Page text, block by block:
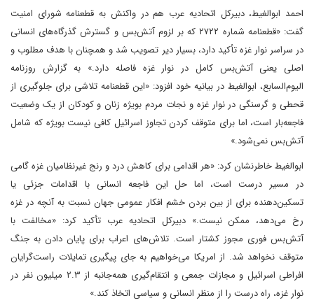
احمد ابوالغیط، دبیرکل اتحادیه عرب هم در واکنش به قطعنامه شورای امنیت
گفت: «قطعنامه شماره ۲۷۲۲ که بر لزوم آتش‌بس و گسترش گذرگاه‌های انسانی
در سراسر نوار غزه تأکید دارد، بسیار دیر تصویب شد و همچنان با هدف مطلوب و
اصلی یعنی آتش‌بس کامل در نوار غزه فاصله دارد.» به گزارش روزنامه
الیوم‌السابع، ابوالغیط در بیانیه خود افزود: «این قطعنامه تلاشی برای جلوگیری از
قحطی و گرسنگی در نوار غزه و نجات مردم بویژه زنان و کودکان از یک وضعیت
فاجعه‌بار است، اما برای متوقف کردن تجاوز اسرائیل کافی نیست بویژه که شامل
آتش‌بس نمی‌شود.»
ابوالغیط خاطرنشان کرد: «هر اقدامی برای کاهش درد و رنج غیرنظامیان غزه گامی
در مسیر درست است، اما حل این فاجعه انسانی با اقدامات جزئی یا
تسکین‌دهنده برای از بین بردن خشم افکار عمومی جهان نسبت به آنچه در غزه
رخ می‌دهد، ممکن نیست.» دبیرکل اتحادیه عرب تأکید کرد: «مخالفت با
آتش‌بس فوری مجوز کشتار است. تلاش‌های اعراب برای پایان دادن به جنگ
متوقف نخواهد شد. از امریکا می‌خواهیم به جای پیگیری تمایلات راست‌گرایان
افراطی اسرائیل و مجازات جمعی و انتقام‌گیری همه‌جانبه از ۲.۳ میلیون نفر در
نوار غزه، راه درست را از منظر انسانی و سیاسی اتخاذ کند.»